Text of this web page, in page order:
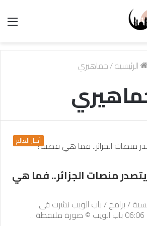
الرئيسية/جماهيري
أخبار العالم
منصات الجزائر.. فما هي
/ برامج / باب الويب نشرت في: